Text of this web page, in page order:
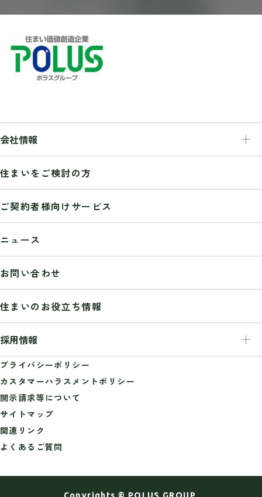
会社情報
トップメッセージ
会社概要
業務推移
沿革
グッドデザイン賞
ISO認証取得
健康経営推進
グループ会社
広告ギャラリー
住まいをご検討の方
ご契約者様向けサービス
ニュース
お問い合わせ
住まいのお役立ち情報
採用情報
採用情報
新卒採用
キャリア採用
障がい者雇用
大工さん・職人さん採用
プライバシーポリシー
カスタマーハラスメントポリシー
開示請求等について
サイトマップ
関連リンク
よくあるご質問